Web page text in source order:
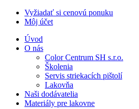
Vyžiadať si cenovú ponuku
Môj účet
Úvod
O nás
Color Centrum SH s.r.o.
Školenia
Servis striekacích pištolí
Lakovňa
Naši dodávatelia
Materiály pre lakovne